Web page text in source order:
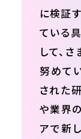
に検証
ている
して、
努めて
された
や業界
アで新